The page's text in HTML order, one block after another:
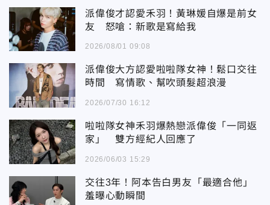
派偉俊才認愛禾羽！黃琳媛自爆是前女
友 怒嗆：新歌是寫給我
2026/08/01 09:08
派偉俊大方認愛啦啦隊女神！鬆口交往
時間 寫情歌、幫吹頭髮超浪漫
2026/07/30 16:12
啦啦隊女神禾羽爆熱戀派偉俊「一同返
家」 雙方經紀人回應了
2026/06/03 15:29
交往3年！阿本告白男友「最適合他」
羞曝心動瞬間